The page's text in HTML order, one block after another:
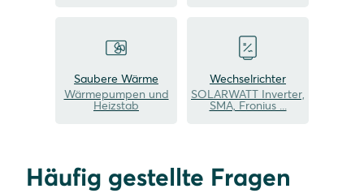
Saubere Wärme
Wärmepumpen und
Heizstab
Wechselrichter
SOLARWATT Inverter,
SMA, Fronius ...
Häufig gestellte Fragen